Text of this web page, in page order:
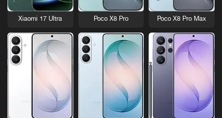
Poco X8 Pro Max
Poco X8 Pro
Xiaomi 17 Ultra